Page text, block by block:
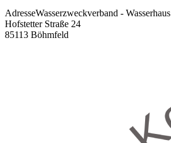
AdresseWasserzweckverband - Wasserhaus
Hofstetter Straße 24
85113 Böhmfeld